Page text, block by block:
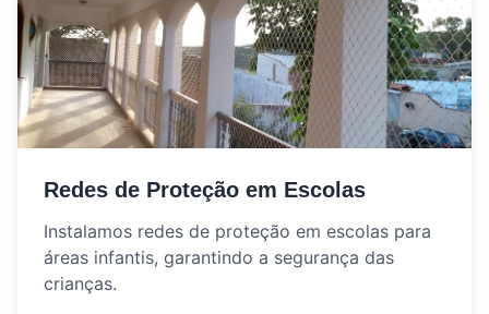
Redes de Proteção em Escolas
Instalamos redes de proteção em escolas para
áreas infantis, garantindo a segurança das
crianças.